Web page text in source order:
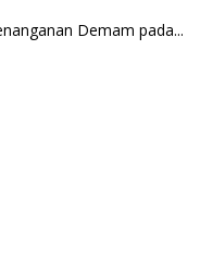
Demam pada...